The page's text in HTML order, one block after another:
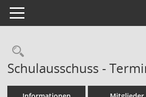
Toggle navigation
Rechercheauswahl
Schulausschuss -